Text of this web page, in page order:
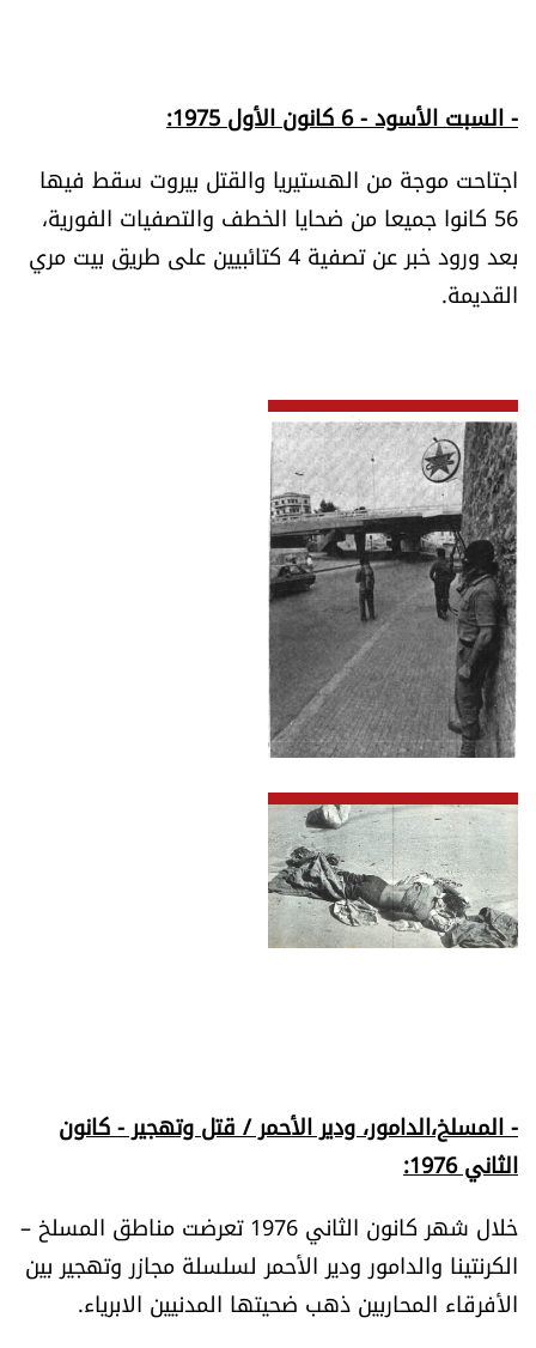
- السبت الأسود - 6 كانون الأول 1975:
اجتاحت موجة من الهستيريا والقتل بيروت سقط فيها
56 كانوا جميعا من ضحايا الخطف والتصفيات الفورية،
بعد ورود خبر عن تصفية 4 كتائبيين على طريق بيت مري
القديمة.
- المسلخ،الدامور، ودير الأحمر / قتل وتهجير - كانون
الثاني 1976:
خلال شهر كانون الثاني 1976 تعرضت مناطق المسلخ –
الكرنتينا والدامور ودير الأحمر لسلسلة مجازر وتهجير بين
الأفرقاء المحاربين ذهب ضحيتها المدنيين الابرياء.